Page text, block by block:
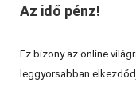
Az idő pénz!
Ez bizony az online
leggyorsabban